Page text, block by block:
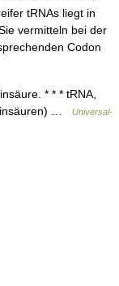
tRNAs liegt in
vermitteln bei der
Codon
* * * tRNA,
…
Universal-